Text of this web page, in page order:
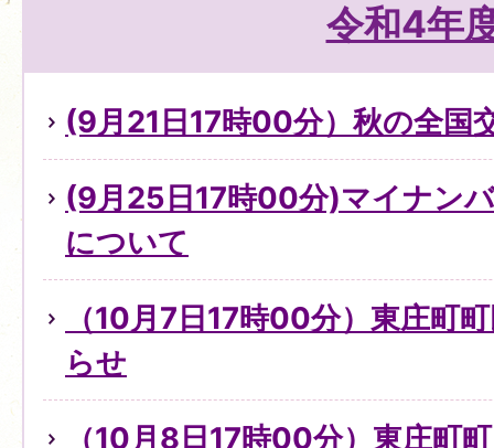
令和4年
(9月21日17時00分）秋の全国
(9月25日17時00分)マイナン
について
（10月7日17時00分）東庄町
らせ
（10月8日17時00分）東庄町